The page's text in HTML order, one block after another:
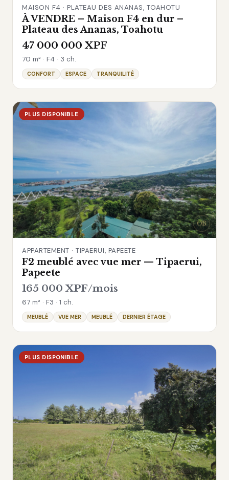
MAISON F4 · PLATEAU DES ANANAS, TOAHOTU
À VENDRE – Maison F4 en dur –
Plateau des Ananas, Toahotu
47 000 000 XPF
70 m² · F4 · 3 ch.
CONFORT ESPACE TRANQUILITÉ
PLUS DISPONIBLE
APPARTEMENT · TIPAERUI, PAPEETE
F2 meublé avec vue mer — Tipaerui,
Papeete
165 000 XPF/mois
67 m² · F3 · 1 ch.
MEUBLÉ VUE MER MEUBLÉ DERNIER ÉTAGE
PLUS DISPONIBLE